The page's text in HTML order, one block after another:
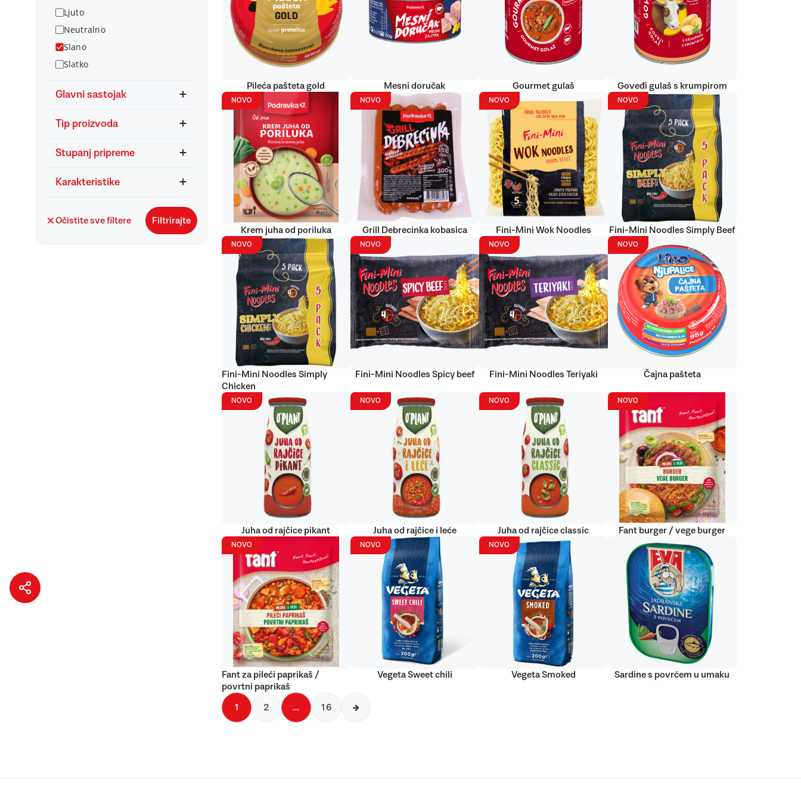
Ljuto
Neutralno
Slano
Slatko
Glavni sastojak
Tip proizvoda
Stupanj pripreme
Karakteristike
Očistite sve filtere Filtrirajte
Pileća pašteta gold Mesni doručak Gourmet gulaš Goveđi gulaš s krumpirom
NOVO
Krem juha od poriluka
NOVO
Grill Debrecinka kobasica
NOVO
Fini-Mini Wok Noodles
NOVO
Fini-Mini Noodles Simply Beef
NOVO
Fini-Mini Noodles Simply
Chicken
NOVO
Fini-Mini Noodles Spicy beef
NOVO
Fini-Mini Noodles Teriyaki
NOVO
Čajna pašteta
NOVO
Juha od rajčice pikant
NOVO
Juha od rajčice i leće
NOVO
Juha od rajčice classic
NOVO
Fant burger / vege burger
NOVO
Fant za pileći paprikaš /
povrtni paprikaš
NOVO
Vegeta Sweet chili
NOVO
Vegeta Smoked Sardine s povrćem u umaku
1 2 … 16